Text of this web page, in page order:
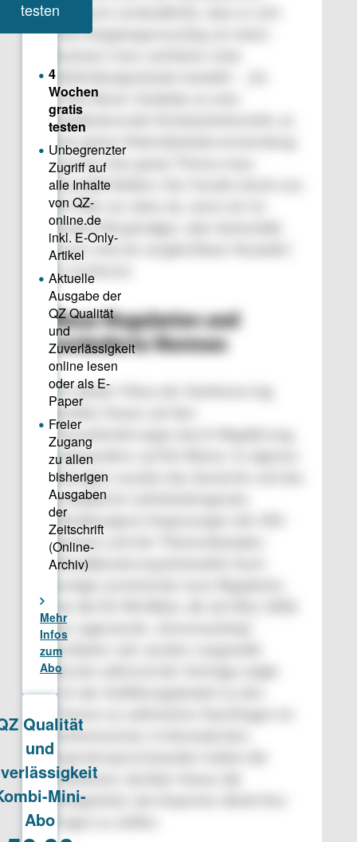
Lechtreck verdeutlichte, dass es sich
beim Kupplungsrecycling um einen
Weltrettungsmission handelt – „So
schön dieser Gedanke an eine
funktionierende Kreislaufwirtschaft, an
eine grüne Materialwiederverwendung
auch ist: Das ganze Thema muss
Geschäft bleiben. Der Kunde nimmt uns
die Teile nur dann ab, wenn wir im
besten Fall günstiger, aber keinesfalls
teurer sind als vergleichbare Neuteile“,
so Lechtreck.
Neue Regularien und
veränderte Normen
Ein starker Fokus der Konferenz lag
Herausforderungen durch Regulierung,
insbesondere auf EU-Ebene. In eigenen
Sitzungen wurden das deutsche und das
europäische Lieferkettengesetz,
klimabezogene Anpassungen der ISO-
Normen und der Themenkomplex
Klimabilanzierung behandelt. Auch
das sogenannte „Greenwashing“
verbieten soll, wurden vorgestellt.
Bereits während der Vorträge zeigte
sich der Aufklärungsbedarf zu den
Themen an zahlreichen Nachfragen im
Expertensprechstunden hatten die
Teilnehmer darüber hinaus die
Gelegenheit, den Experten direkt ihre
Fragen zu stellen.